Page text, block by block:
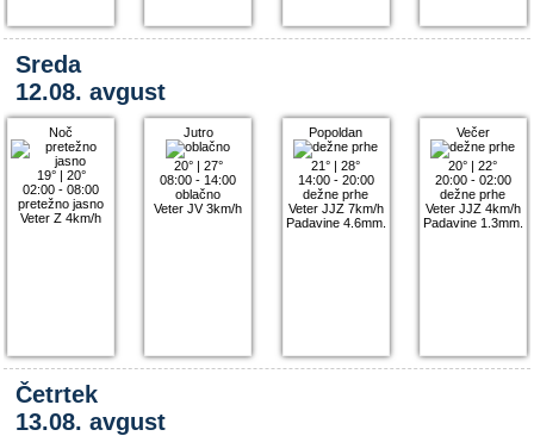
Sreda
12.08. avgust
Noč
19°| 20°
02:00 - 08:00
pretežno jasno
Veter Z 4km/h
Jutro
20°| 27°
08:00 - 14:00
oblačno
Veter JV 3km/h
Popoldan
21° |28°
14:00 - 20:00
dežne prhe
Veter JJZ 7km/h
Padavine 4.6mm.
Večer
20° |22°
20:00 - 02:00
dežne prhe
Veter JJZ 4km/h
Padavine 1.3mm.
Četrtek
13.08. avgust